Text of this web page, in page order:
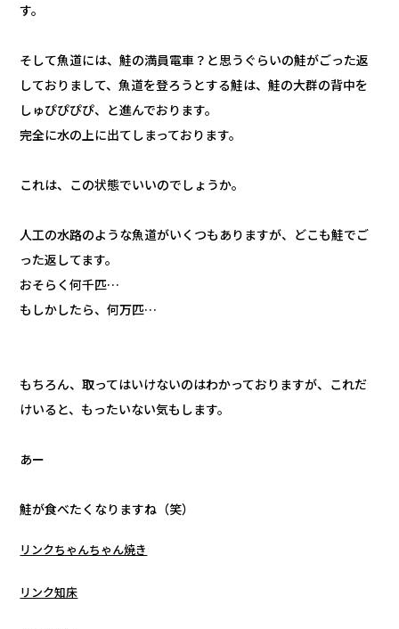
す。
そして魚道には、鮭の満員電車？と思うぐらいの鮭がごった返
しておりまして、魚道を登ろうとする鮭は、鮭の大群の背中を
しゅぴぴぴぴ、と進んでおります。
完全に水の上に出てしまっております。
これは、この状態でいいのでしょうか。
人工の水路のような魚道がいくつもありますが、どこも鮭でご
った返してます。
おそらく何千匹…
もしかしたら、何万匹…
もちろん、取ってはいけないのはわかっておりますが、これだ
けいると、もったいない気もします。
あー
鮭が食べたくなりますね（笑）
リンクちゃんちゃん焼き
リンク知床